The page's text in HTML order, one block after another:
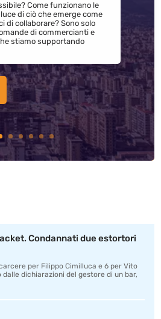
Come funzionano le
di ciò che emerge come
di collaborare? Sono solo
di commercianti e
stiamo supportando
Condannati due estortori
per Filippo Cimilluca e 6 per Vito
dichiarazioni del gestore di un bar,